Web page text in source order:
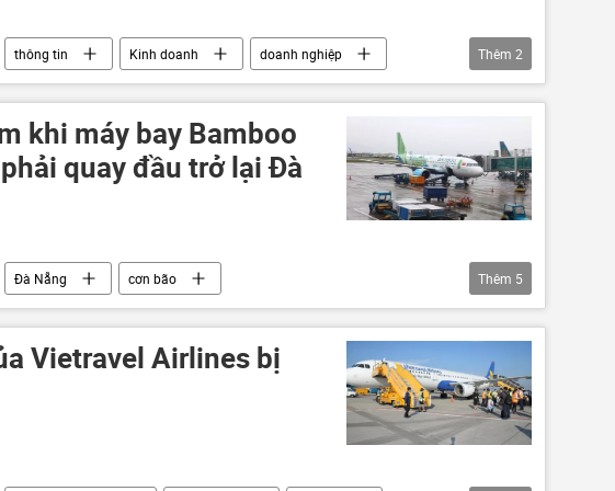
thông tin Kinh doanh
doanh nghiệp
Thêm 2
khi máy bay Bamboo
quay đầu trở lại Đà
Đà Nẵng
cơn bão
ở Việt Nam
thông tin
máy bay
Thêm 5
Vietravel Airlines bị